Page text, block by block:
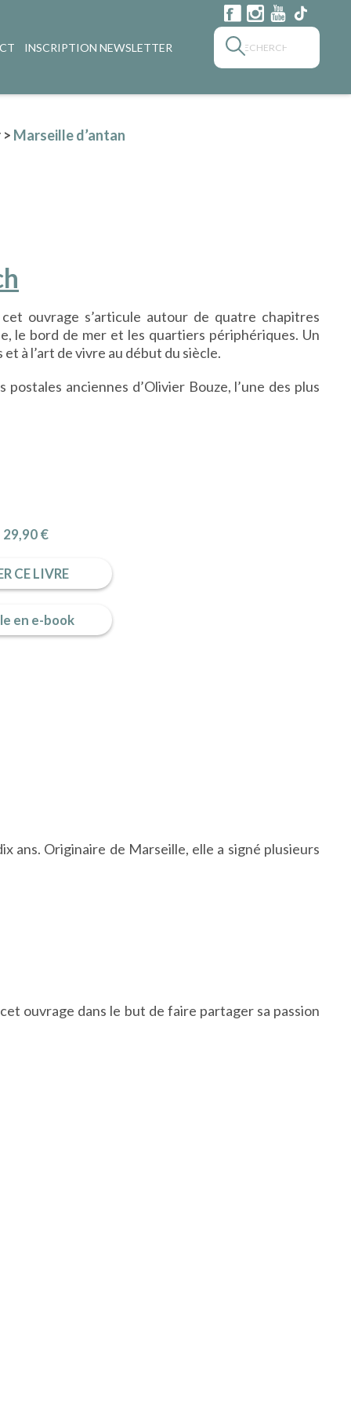
INSCRIPTION NEWSLETTER
> Marseille d’antan
ouvrage s’articule autour de quatre chapitres
le bord de mer et les quartiers périphériques. Un
à l’art de vivre au début du siècle.
anciennes d’Olivier Bouze, l’une des plus
29,90 €
CE LIVRE
en e-book
ans. Originaire de Marseille, elle a signé plusieurs
ouvrage dans le but de faire partager sa passion